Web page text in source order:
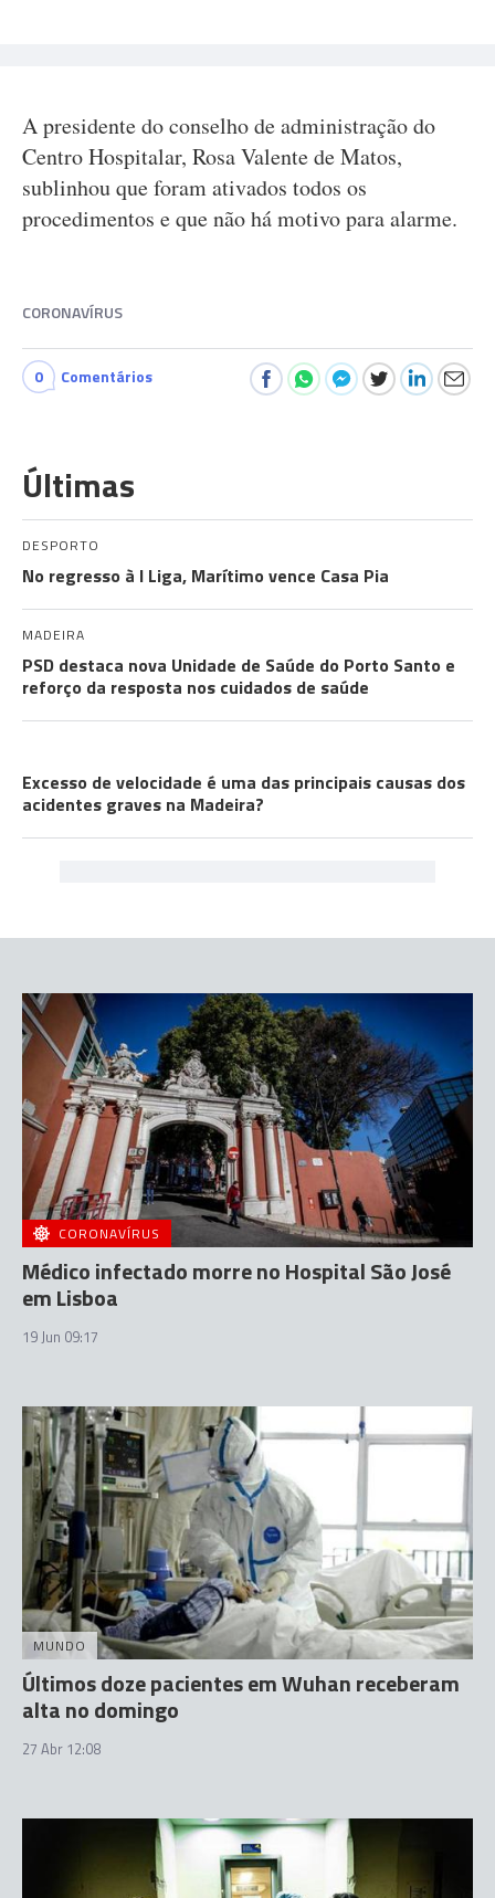
A presidente do conselho de administração do
Centro Hospitalar, Rosa Valente de Matos,
sublinhou que foram ativados todos os
procedimentos e que não há motivo para alarme.
CORONAVÍRUS
0 Comentários
Últimas
DESPORTO
No regresso à I Liga, Marítimo vence Casa Pia
MADEIRA
PSD destaca nova Unidade de Saúde do Porto Santo e
reforço da resposta nos cuidados de saúde
Excesso de velocidade é uma das principais causas dos
acidentes graves na Madeira?
CORONAVÍRUS
Médico infectado morre no Hospital São José
em Lisboa
19 Jun 09:17
MUNDO
Últimos doze pacientes em Wuhan receberam
alta no domingo
27 Abr 12:08